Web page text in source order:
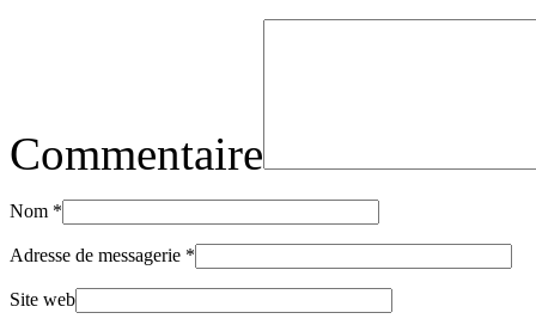
Commentaire
Nom *
Adresse de messagerie *
Site web